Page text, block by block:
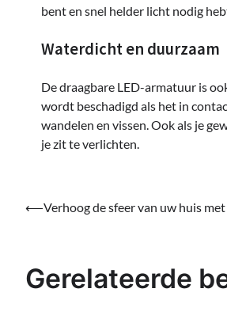
bent en snel helder licht nodig
Waterdicht en duurzaam
De draagbare LED-armatuur is
wordt beschadigd als het in
wandelen en vissen. Ook als je
je zit te verlichten.
Bericht
⟵Verhoog de sfeer van uw huis
Gerelateerde